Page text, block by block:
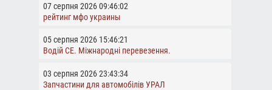
07 серпня 2026 09:46:02
рейтинг мфо украины
05 серпня 2026 15:46:21
Водій СЕ. Міжнародні перевезення.
03 серпня 2026 23:43:34
Запчастини для автомобілів УРАЛ